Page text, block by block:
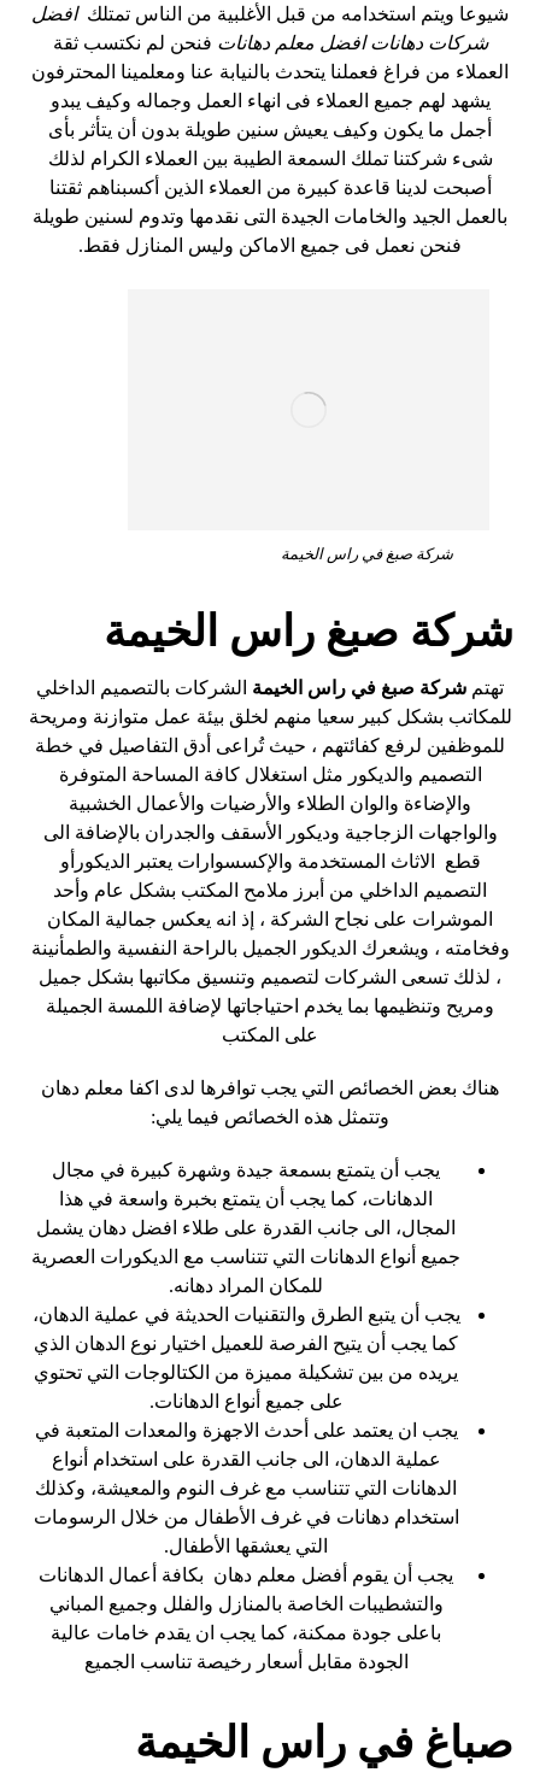
شيوعا ويتم استخدامه من قبل الأغلبية من الناس تمتلكافضل
شركات دهانات افضل معلم دهانات فنحن لم نكتسب ثقة
العملاء من فراغ فعملنا يتحدث بالنيابة عنا ومعلمينا المحترفون
يشهد لهم جميع العملاء فى انهاء العمل وجماله وكيف يبدو
أجمل ما يكون وكيف يعيش سنين طويلة بدون أن يتأثر بأى
شىء شركتنا تملك السمعة الطيبة بين العملاء الكرام لذلك
أصبحت لدينا قاعدة كبيرة من العملاء الذين أكسبناهم ثقتنا
بالعمل الجيد والخامات الجيدة التى نقدمها وتدوم لسنين طويلة
فنحن نعمل فى جميع الاماكن وليس المنازل فقط.
شركة صبغ في راس الخيمة
شركة صبغ راس الخيمة
تهتم شركة صبغ في راس الخيمة الشركات بالتصميم الداخلي
للمكاتب بشكل كبير سعيا منهم لخلق بيئة عمل متوازنة ومريحة
للموظفين لرفع كفائتهم ، حيث تُراعى أدق التفاصيل في خطة
التصميم والديكور مثل استغلال كافة المساحة المتوفرة
والإضاءة والوان الطلاء والأرضيات والأعمال الخشبية
والواجهات الزجاجية وديكور الأسقف والجدران بالإضافة الى
قطع الاثاث المستخدمة والإكسسوارات يعتبر الديكورأو
التصميم الداخلي من أبرز ملامح المكتب بشكل عام وأحد
الموشرات على نجاح الشركة ، إذ انه يعكس جمالية المكان
وفخامته ، ويشعرك الديكور الجميل بالراحة النفسية والطمأنينة
، لذلك تسعى الشركات لتصميم وتنسيق مكاتبها بشكل جميل
ومريح وتنظيمها بما يخدم احتياجاتها لإضافة اللمسة الجميلة
على المكتب
هناك بعض الخصائص التي يجب توافرها لدى اكفا معلم دهان
وتتمثل هذه الخصائص فيما يلي:
يجب أن يتمتع بسمعة جيدة وشهرة كبيرة في مجال
الدهانات، كما يجب أن يتمتع بخبرة واسعة في هذا
المجال، الى جانب القدرة على طلاء افضل دهان يشمل
جميع أنواع الدهانات التي تتناسب مع الديكورات العصرية
للمكان المراد دهانه.
يجب أن يتبع الطرق والتقنيات الحديثة في عملية الدهان،
كما يجب أن يتيح الفرصة للعميل اختيار نوع الدهان الذي
يريده من بين تشكيلة مميزة من الكتالوجات التي تحتوي
على جميع أنواع الدهانات.
يجب ان يعتمد على أحدث الاجهزة والمعدات المتعبة في
عملية الدهان، الى جانب القدرة على استخدام أنواع
الدهانات التي تتناسب مع غرف النوم والمعيشة، وكذلك
استخدام دهانات في غرف الأطفال من خلال الرسومات
التي يعشقها الأطفال.
يجب أن يقوم أفضل معلم دهان بكافة أعمال الدهانات
والتشطيبات الخاصة بالمنازل والفلل وجميع المباني
باعلى جودة ممكنة، كما يجب ان يقدم خامات عالية
الجودة مقابل أسعار رخيصة تناسب الجميع
صباغ في راس الخيمة